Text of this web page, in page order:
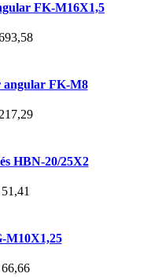
FK-M16X1,5
angular FK-M8
HBN-20/25X2
M10X1,25